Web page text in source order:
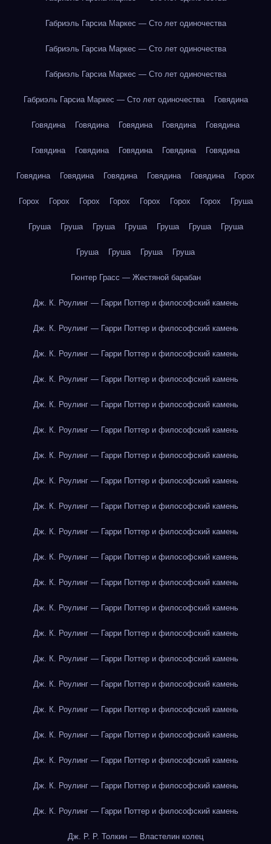
Габриэль Гарсиа Маркес — Сто лет одиночества
Габриэль Гарсиа Маркес — Сто лет одиночества
Габриэль Гарсиа Маркес — Сто лет одиночества
Габриэль Гарсиа Маркес — Сто лет одиночества Говядина
Говядина Говядина Говядина Говядина Говядина
Говядина Говядина Говядина Говядина Говядина
Говядина Говядина Говядина Говядина Говядина Горох
Горох Горох Горох Горох Горох Горох Горох Груша
Груша Груша Груша Груша Груша Груша Груша
Груша Груша Груша Груша
Гюнтер Грасс — Жестяной барабан
Дж. К. Роулинг — Гарри Поттер и философский камень
Дж. К. Роулинг — Гарри Поттер и философский камень
Дж. К. Роулинг — Гарри Поттер и философский камень
Дж. К. Роулинг — Гарри Поттер и философский камень
Дж. К. Роулинг — Гарри Поттер и философский камень
Дж. К. Роулинг — Гарри Поттер и философский камень
Дж. К. Роулинг — Гарри Поттер и философский камень
Дж. К. Роулинг — Гарри Поттер и философский камень
Дж. К. Роулинг — Гарри Поттер и философский камень
Дж. К. Роулинг — Гарри Поттер и философский камень
Дж. К. Роулинг — Гарри Поттер и философский камень
Дж. К. Роулинг — Гарри Поттер и философский камень
Дж. К. Роулинг — Гарри Поттер и философский камень
Дж. К. Роулинг — Гарри Поттер и философский камень
Дж. К. Роулинг — Гарри Поттер и философский камень
Дж. К. Роулинг — Гарри Поттер и философский камень
Дж. К. Роулинг — Гарри Поттер и философский камень
Дж. К. Роулинг — Гарри Поттер и философский камень
Дж. К. Роулинг — Гарри Поттер и философский камень
Дж. К. Роулинг — Гарри Поттер и философский камень
Дж. К. Роулинг — Гарри Поттер и философский камень
Дж. Р. Р. Толкин — Властелин колец